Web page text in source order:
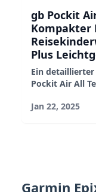
gb Pockit
Kompakter
Plus
Ein
Pockit Air All
Nachteile
Jan 22, 2025
Garmin